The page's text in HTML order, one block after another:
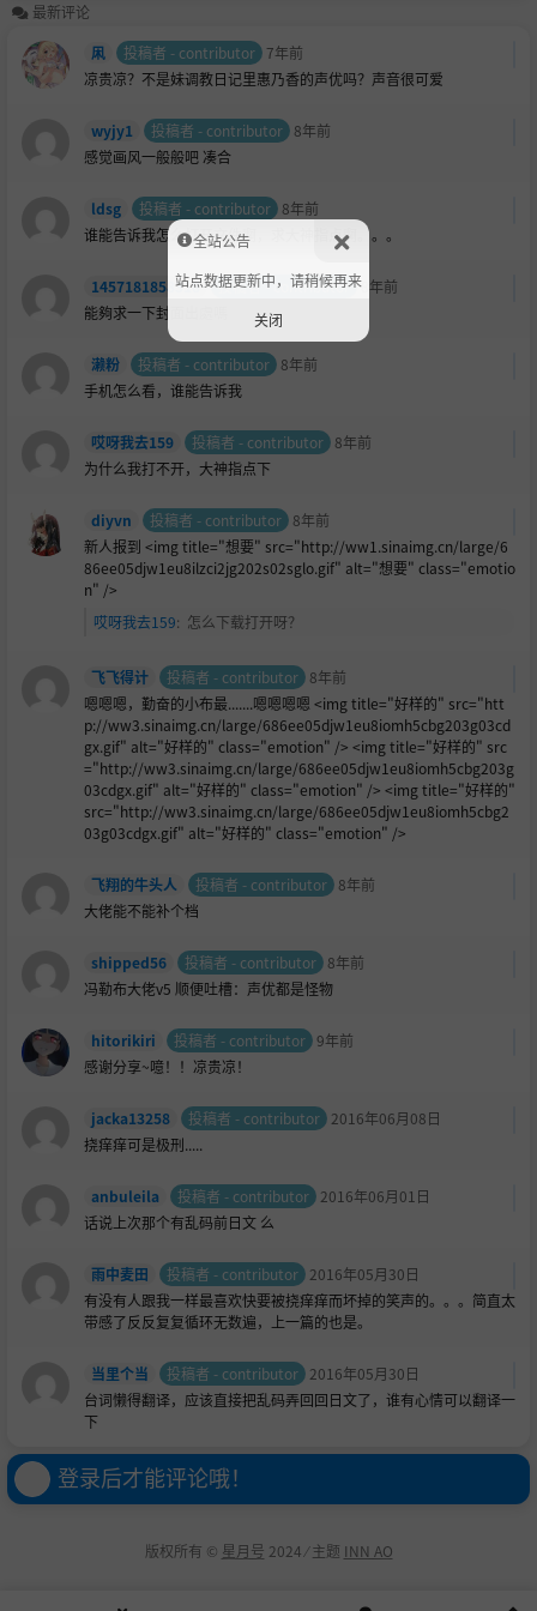
最新评论
凩
投稿者 - contributor 7年前
凉贵凉？不是妹调教日记里惠乃香的声优吗？声音很可爱
wyjy1 投稿者 - contributor 8年前
感觉画风一般般吧 凑合
ldsg 投稿者 - contributor 8年前
谁能告诉我怎么打开文件啊，求大神指点啊。。。
1457181858318 投稿者 - contributor 8年前
能夠求一下封面出處嗎
濑粉 投稿者 - contributor 8年前
手机怎么看，谁能告诉我
哎呀我去159 投稿者 - contributor 8年前
为什么我打不开，大神指点下
diyvn 投稿者 - contributor 8年前
新人报到 <img title="想要" src="http://ww1.sinaimg.cn/large/6
86ee05djw1eu8ilzci2jg202s02sglo.gif" alt="想要" class="emotio
n" />
哎呀我去159: 怎么下载打开呀？
飞飞得计 投稿者 - contributor 8年前
嗯嗯嗯，勤奋的小布最.......嗯嗯嗯嗯 <img title="好样的" src="htt
p://ww3.sinaimg.cn/large/686ee05djw1eu8iomh5cbg203g03cd
gx.gif" alt="好样的" class="emotion" /> <img title="好样的" src
="http://ww3.sinaimg.cn/large/686ee05djw1eu8iomh5cbg203g
03cdgx.gif" alt="好样的" class="emotion" /> <img title="好样的"
src="http://ww3.sinaimg.cn/large/686ee05djw1eu8iomh5cbg2
03g03cdgx.gif" alt="好样的" class="emotion" />
飞翔的牛头人 投稿者 - contributor 8年前
大佬能不能补个档
shipped56 投稿者 - contributor 8年前
冯勒布大佬v5 顺便吐槽：声优都是怪物
hitorikiri 投稿者 - contributor 9年前
感谢分享~噫！！凉贵凉！
jacka13258 投稿者 - contributor 2016年06月08日
挠痒痒可是极刑.....
anbuleila 投稿者 - contributor 2016年06月01日
话说上次那个有乱码前日文 么
雨中麦田 投稿者 - contributor 2016年05月30日
有没有人跟我一样最喜欢快要被挠痒痒而坏掉的笑声的。。。简直太
带感了反反复复循环无数遍，上一篇的也是。
当里个当 投稿者 - contributor 2016年05月30日
台词懒得翻译，应该直接把乱码弄回回日文了，谁有心情可以翻译一
下
登录后才能评论哦！
版权所有 © 星月号 2024 ⁄ 主题 INN AO
全站公告
站点数据更新中，请稍候再来
关闭